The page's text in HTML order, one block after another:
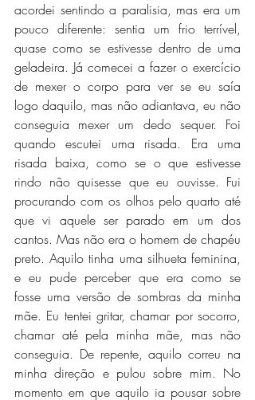
acordei sentindo a paralisia, mas era um
pouco diferente: sentia um frio terrível,
quase como se estivesse dentro de uma
geladeira. Já comecei a fazer o exercício
de mexer o corpo para ver se eu saía
logo daquilo, mas não adiantava, eu não
conseguia mexer um dedo sequer. Foi
quando escutei uma risada. Era uma
risada baixa, como se o que estivesse
rindo não quisesse que eu ouvisse. Fui
procurando com os olhos pelo quarto até
que vi aquele ser parado em um dos
cantos. Mas não era o homem de chapéu
preto. Aquilo tinha uma silhueta feminina,
e eu pude perceber que era como se
fosse uma versão de sombras da minha
mãe. Eu tentei gritar, chamar por socorro,
chamar até pela minha mãe, mas não
conseguia. De repente, aquilo correu na
minha direção e pulou sobre mim. No
momento em que aquilo ia pousar sobre